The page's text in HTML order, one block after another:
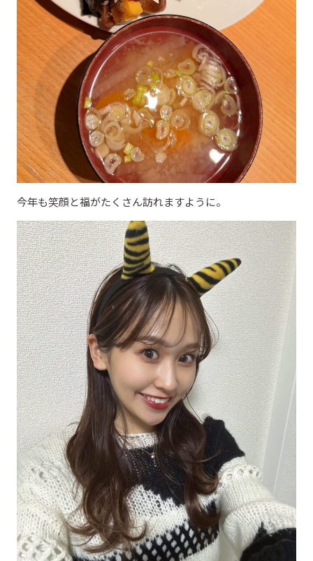
今年も笑顔と福がたくさん訪れますように。